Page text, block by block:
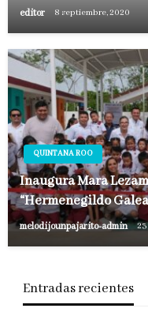
editor 8 septiembre, 2020
QUINTANA ROO
Inaugura Mara
“Hermenegildo
melodijounpajarito-admin
Entradas recientes